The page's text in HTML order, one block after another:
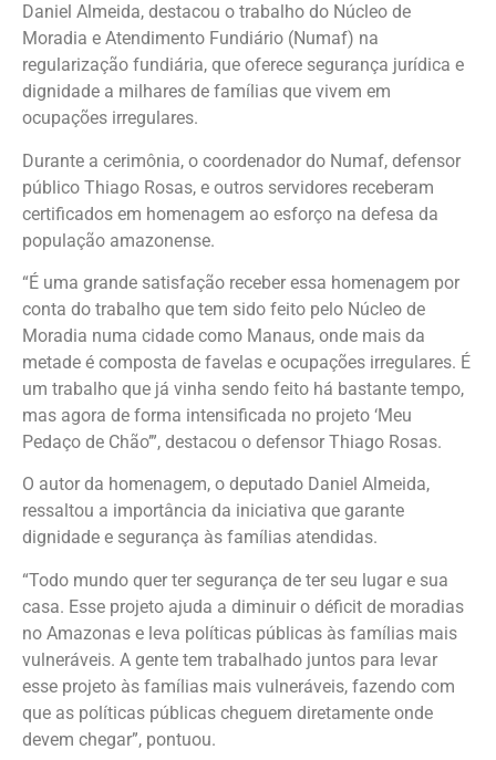
Daniel Almeida, destacou o trabalho do Núcleo de
Moradia e Atendimento Fundiário (Numaf) na
regularização fundiária, que oferece segurança jurídica e
dignidade a milhares de famílias que vivem em
ocupações irregulares.
Durante a cerimônia, o coordenador do Numaf, defensor
público Thiago Rosas, e outros servidores receberam
certificados em homenagem ao esforço na defesa da
população amazonense.
“É uma grande satisfação receber essa homenagem por
conta do trabalho que tem sido feito pelo Núcleo de
Moradia numa cidade como Manaus, onde mais da
metade é composta de favelas e ocupações irregulares. É
um trabalho que já vinha sendo feito há bastante tempo,
mas agora de forma intensificada no projeto ‘Meu
Pedaço de Chão’”, destacou o defensor Thiago Rosas.
O autor da homenagem, o deputado Daniel Almeida,
ressaltou a importância da iniciativa que garante
dignidade e segurança às famílias atendidas.
“Todo mundo quer ter segurança de ter seu lugar e sua
casa. Esse projeto ajuda a diminuir o déficit de moradias
no Amazonas e leva políticas públicas às famílias mais
vulneráveis. A gente tem trabalhado juntos para levar
esse projeto às famílias mais vulneráveis, fazendo com
que as políticas públicas cheguem diretamente onde
devem chegar”, pontuou.